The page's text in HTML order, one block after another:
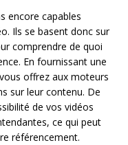
encore capables
Ils se basent donc sur
comprendre de quoi
En fournissant une
offrez aux moteurs
sur leur contenu. De
de vos vidéos
ce qui peut
référencement.